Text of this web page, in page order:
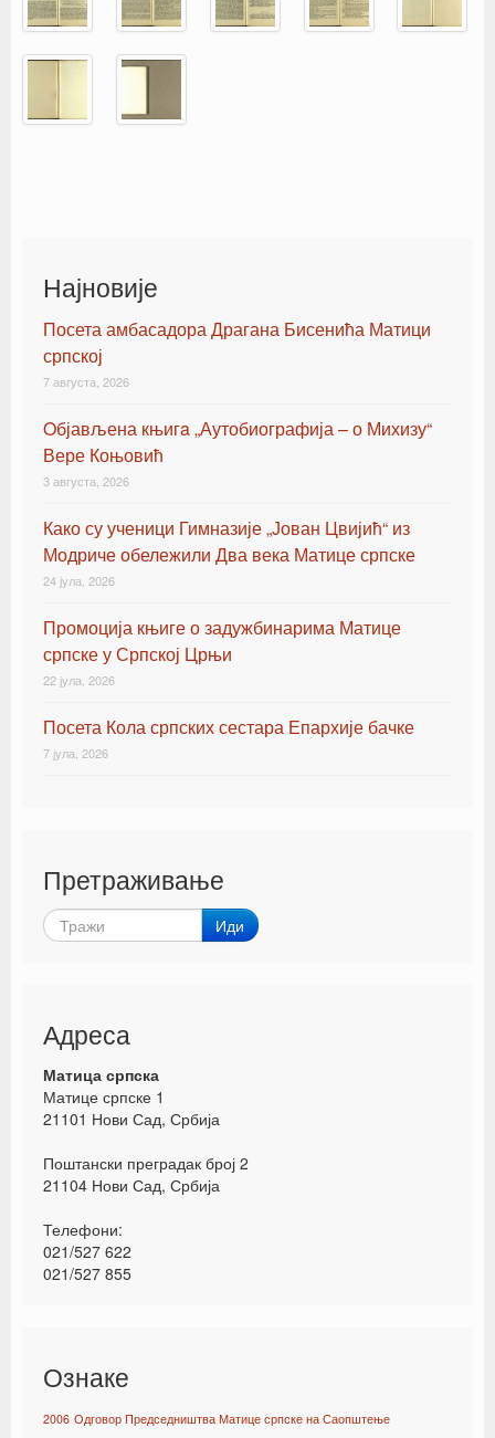
Најновије
Посета амбасадора Драгана Бисенића Матици
српској
7 августа, 2026
Oбјављена књигa „Аутобиографија – о Михизу“
Вере Коњовић
3 августа, 2026
Како су ученици Гимназије „Јован Цвијић“ из
Модриче обележили Два века Матице српске
24 јула, 2026
Промоција књиге о задужбинарима Матице
српске у Српској Црњи
22 јула, 2026
Посета Кола српских сестара Епархије бачке
7 јула, 2026
Претраживање
Иди
Адреса
Матица српска
Матице српске 1
21101 Нови Сад, Србија
Поштански преградак број 2
21104 Нови Сад, Србија
Телефони:
021/527 622
021/527 855
Ознаке
2006 Одговор Председништва Матице српске на Саопштење